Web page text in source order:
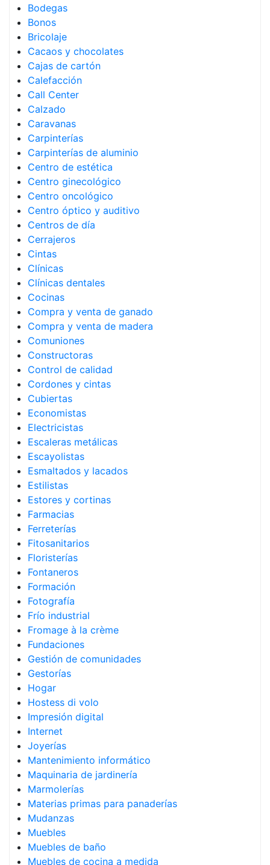
Bodegas
Bonos
Bricolaje
Cacaos y chocolates
Cajas de cartón
Calefacción
Call Center
Calzado
Caravanas
Carpinterías
Carpinterías de aluminio
Centro de estética
Centro ginecológico
Centro oncológico
Centro óptico y auditivo
Centros de día
Cerrajeros
Cintas
Clínicas
Clínicas dentales
Cocinas
Compra y venta de ganado
Compra y venta de madera
Comuniones
Constructoras
Control de calidad
Cordones y cintas
Cubiertas
Economistas
Electricistas
Escaleras metálicas
Escayolistas
Esmaltados y lacados
Estilistas
Estores y cortinas
Farmacias
Ferreterías
Fitosanitarios
Floristerías
Fontaneros
Formación
Fotografía
Frío industrial
Fromage à la crème
Fundaciones
Gestión de comunidades
Gestorías
Hogar
Hostess di volo
Impresión digital
Internet
Joyerías
Mantenimiento informático
Maquinaria de jardinería
Marmolerías
Materias primas para panaderías
Mudanzas
Muebles
Muebles de baño
Muebles de cocina a medida